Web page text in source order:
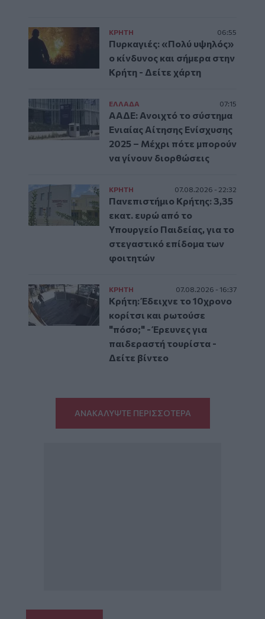
ΚΡΗΤΗ 06:55
Πυρκαγιές: «Πολύ υψηλός»
ο κίνδυνος και σήμερα στην
Κρήτη - Δείτε χάρτη
ΕΛΛAΔΑ 07:15
ΑΑΔΕ: Ανοιχτό το σύστημα
Ενιαίας Αίτησης Ενίσχυσης
2025 – Μέχρι πότε μπορούν
να γίνουν διορθώσεις
ΚΡΗΤΗ 07.08.2026 - 22:32
Πανεπιστήμιο Κρήτης: 3,35
εκατ. ευρώ από το
Υπουργείο Παιδείας, για το
στεγαστικό επίδομα των
φοιτητών
ΚΡΗΤΗ 07.08.2026 - 16:37
Κρήτη: Έδειχνε το 10χρονο
κορίτσι και ρωτούσε
"πόσο;" - Έρευνες για
παιδεραστή τουρίστα -
Δείτε βίντεο
ΑΝΑΚΑΛΥΨΤΕ ΠΕΡΙΣΣΟΤΕΡΑ